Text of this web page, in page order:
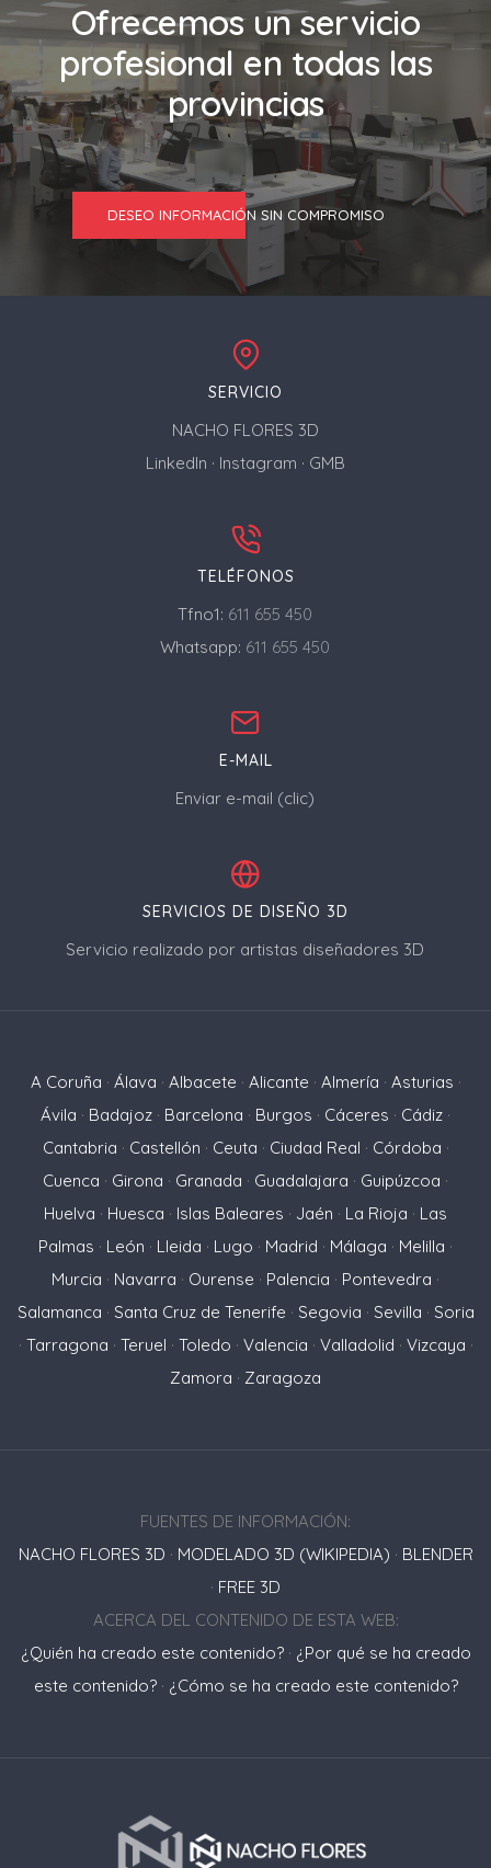
Ofrecemos un servicio
profesional en todas las
provincias
DESEO INFORMACIÓN SIN COMPROMISO
SERVICIO
NACHO FLORES 3D
LinkedIn · Instagram · GMB
TELÉFONOS
Tfno1: 611 655 450
Whatsapp: 611 655 450
E-MAIL
Enviar e-mail (clic)
SERVICIOS DE DISEÑO 3D
Servicio realizado por artistas diseñadores 3D
A Coruña · Álava · Albacete · Alicante · Almería · Asturias ·
Ávila · Badajoz · Barcelona · Burgos · Cáceres · Cádiz ·
Cantabria · Castellón · Ceuta · Ciudad Real · Córdoba ·
Cuenca · Girona · Granada · Guadalajara · Guipúzcoa ·
Huelva · Huesca · Islas Baleares · Jaén · La Rioja · Las
Palmas · León · Lleida · Lugo · Madrid · Málaga · Melilla ·
Murcia · Navarra · Ourense · Palencia · Pontevedra ·
Salamanca · Santa Cruz de Tenerife · Segovia · Sevilla · Soria
· Tarragona · Teruel · Toledo · Valencia · Valladolid · Vizcaya ·
Zamora · Zaragoza
FUENTES DE INFORMACIÓN:
NACHO FLORES 3D · MODELADO 3D (WIKIPEDIA) · BLENDER
· FREE 3D
ACERCA DEL CONTENIDO DE ESTA WEB:
¿Quién ha creado este contenido?· ¿Por qué se ha creado
este contenido?· ¿Cómo se ha creado este contenido?